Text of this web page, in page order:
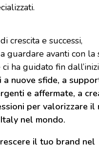
crescita e successi,
guardare avanti con la
ci ha guidato fin
a nuove sfide, a
e affermate, a
per valorizzare il
nel mondo.
il tuo brand nel